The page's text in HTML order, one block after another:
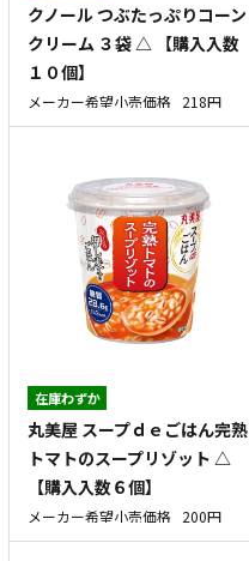
クノール つぶたっぷりコーン
クリーム ３袋 △ 【購入入数
１０個】
メーカー希望小売価格 218円
在庫わずか
丸美屋 スープｄｅごはん完熟
トマトのスープリゾット △
【購入入数６個】
メーカー希望小売価格 200円